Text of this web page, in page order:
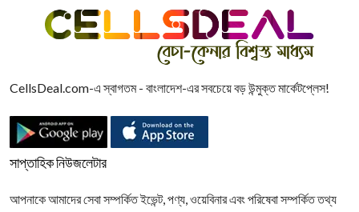
CellsDeal.com-এ স্বাগতম - বাংলাদেশ-এর সবচেয়ে বড় উন্মুক্ত মার্কেটপ্লেস!
সাপ্তাহিক নিউজলেটার
আপনাকে আমাদের সেবা সম্পর্কিত ইভেন্ট, পণ্য, ওয়েবিনার এবং পরিষেবা সম্পর্কিত তথ্য